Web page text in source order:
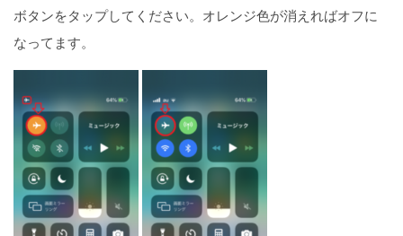
ボタンをタップしてください。オレンジ色が消えればオフに
なってます。